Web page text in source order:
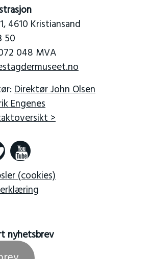
4610 Kristiansand
50
048 MVA
Direktør John Olsen
Engenes
>
(cookies)
nyhetsbrev